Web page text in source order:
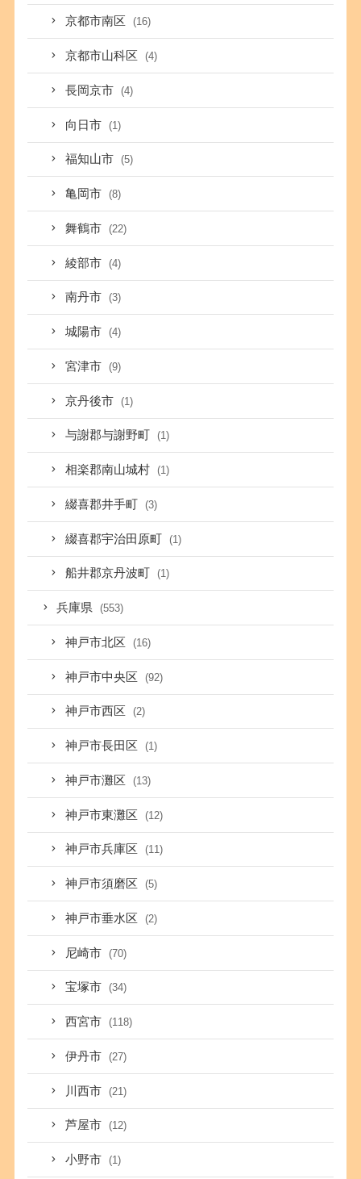
京都市南区 (16)
京都市山科区 (4)
長岡京市 (4)
向日市 (1)
福知山市 (5)
亀岡市 (8)
舞鶴市 (22)
綾部市 (4)
南丹市 (3)
城陽市 (4)
宮津市 (9)
京丹後市 (1)
与謝郡与謝野町 (1)
相楽郡南山城村 (1)
綴喜郡井手町 (3)
綴喜郡宇治田原町 (1)
船井郡京丹波町 (1)
兵庫県 (553)
神戸市北区 (16)
神戸市中央区 (92)
神戸市西区 (2)
神戸市長田区 (1)
神戸市灘区 (13)
神戸市東灘区 (12)
神戸市兵庫区 (11)
神戸市須磨区 (5)
神戸市垂水区 (2)
尼崎市 (70)
宝塚市 (34)
西宮市 (118)
伊丹市 (27)
川西市 (21)
芦屋市 (12)
小野市 (1)